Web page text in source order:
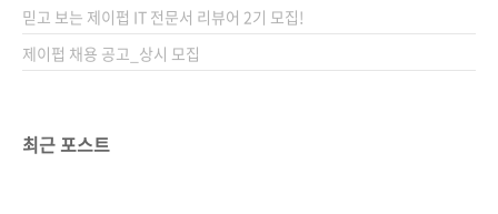
믿고 보는 제이펍 IT 전문서 리뷰어 2기 모집!
제이펍 채용 공고_상시 모집
최근 포스트